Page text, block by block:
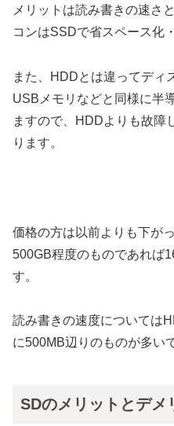
メリットは読み書きの速さ
コンはSSDで省スペース化
また、HDDとは違ってディ
USBメモリなどと同様に半
ますので、HDDよりも故障
ります。
価格の方は以前よりも下が
500GB程度のものであれば
す。
読み書きの速度については
に500MB辺りのものが多い
SDのメリットとデメ